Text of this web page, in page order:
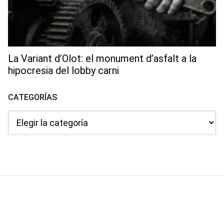
La Variant d’Olot: el monument d’asfalt a la
hipocresia del lobby carni
CATEGORÍAS